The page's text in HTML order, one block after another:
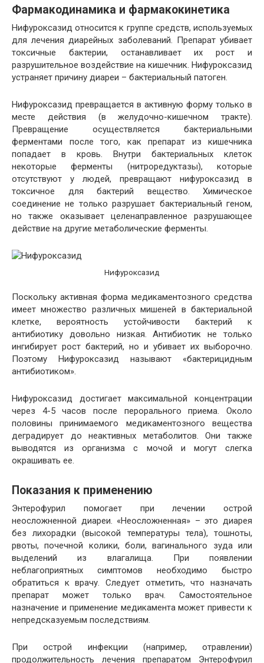
Фармакодинамика и фармакокинетика
Нифуроксазид относится к группе средств, используемых
для лечения диарейных заболеваний. Препарат убивает
токсичные бактерии, останавливает их рост и
разрушительное воздействие на кишечник. Нифуроксазид
устраняет причину диареи – бактериальный патоген.
Нифуроксазид превращается в активную форму только в
месте действия (в желудочно-кишечном тракте).
Превращение осуществляется бактериальными
ферментами после того, как препарат из кишечника
попадает в кровь. Внутри бактериальных клеток
некоторые ферменты (нитроредуктазы), которые
отсутствуют у людей, превращают нифуроксазид в
токсичное для бактерий вещество. Химическое
соединение не только разрушает бактериальный геном,
но также оказывает целенаправленное разрушающее
действие на другие метаболические ферменты.
Нифуроксазид
Поскольку активная форма медикаментозного средства
имеет множество различных мишеней в бактериальной
клетке, вероятность устойчивости бактерий к
антибиотику довольно низкая. Антибиотик не только
ингибирует рост бактерий, но и убивает их выборочно.
Поэтому Нифуроксазид называют «бактерицидным
антибиотиком».
Нифуроксазид достигает максимальной концентрации
через 4-5 часов после перорального приема. Около
половины принимаемого медикаментозного вещества
деградирует до неактивных метаболитов. Они также
выводятся из организма с мочой и могут слегка
окрашивать ее.
Показания к применению
Энтерофурил помогает при лечении острой
неосложненной диареи. «Неосложненная» – это диарея
без лихорадки (высокой температуры тела), тошноты,
рвоты, почечной колики, боли, вагинального зуда или
выделений из влагалища. При появлении
неблагоприятных симптомов необходимо быстро
обратиться к врачу. Следует отметить, что назначать
препарат может только врач. Самостоятельное
назначение и применение медикамента может привести к
непредсказуемым последствиям.
При острой инфекции (например, отравлении)
продолжительность лечения препаратом Энтерофурил